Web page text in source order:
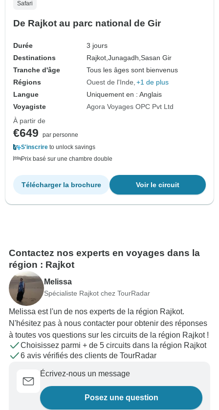
Safari
De Rajkot au parc national de Gir
Durée
3 jours
Destinations
Rajkot,Junagadh,Sasan Gir
Tranche d'âge
Tous les âges sont bienvenus
Régions
Ouest de l'Inde +1 de plus
Langue
Uniquement en : Anglais
Voyagiste
Agora Voyages OPC Pvt Ltd
À partir de
€649
par personne
S'inscrire to unlock savings
Prix basé sur une chambre double
Voir le circuit
Télécharger la brochure
Contactez nos experts en voyages dans la
région : Rajkot
Melissa
Spécialiste Rajkot chez TourRadar
Melissa est l'un de nos experts de la région Rajkot.
N'hésitez pas à nous contacter pour obtenir des réponses
à toutes vos questions sur les circuits de la région Rajkot !
Choisissez parmi + de 5 circuits dans la région Rajkot
6 avis vérifiés des clients de TourRadar
Écrivez-nous un message
Posez une question